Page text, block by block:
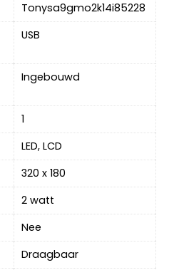
‎Tonysa9gmo2k14i85228
‎USB
‎Ingebouwd
‎1
‎LED, LCD
‎320 x 180
‎2 watt
‎Nee
‎Draagbaar